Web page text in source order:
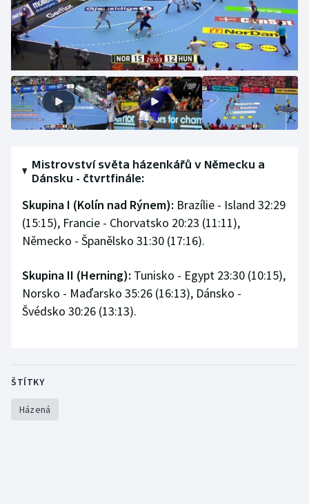
Motorsport
Olympijské hry
Parasport
Plavání
Ragby
Rychlobruslení
Rychlostní kanoistika
Short track
Sportovní střelba
Veslování
Mistrovství světa házenkářů v Německu a
Dánsku - čtvrtfinále:
Skupina I (Kolín nad Rýnem): Brazílie - Island 32:29
(15:15), Francie - Chorvatsko 20:23 (11:11),
Německo - Španělsko 31:30 (17:16).
Skupina II (Herning): Tunisko - Egypt 23:30 (10:15),
Norsko - Maďarsko 35:26 (16:13), Dánsko -
Švédsko 30:26 (13:13).
ŠTÍTKY
Házená